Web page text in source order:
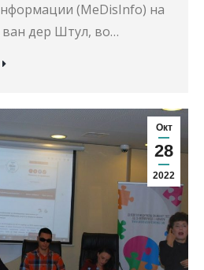
(MeDisInfo) на
дер Штул, во…
Окт
28
2022